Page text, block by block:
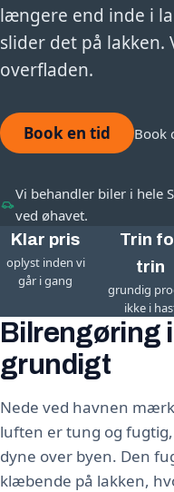
længere end inde i
slider det på
overfladen.
Book en tid Book
Vi behandler biler i hele
ved øhavet.
Klar pris
oplyst inden vi
går i gang
Trin
trin
grundig
ikke i
Bilrengøring
grundigt
Nede ved havnen
luften er tung og
dyne over byen. Den
klæbende på lakken,